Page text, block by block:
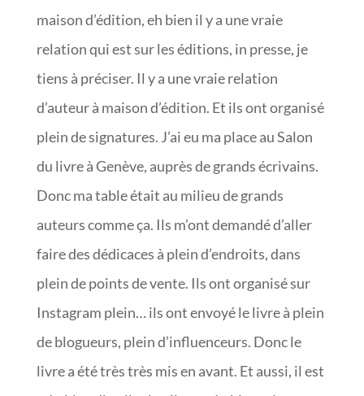
maison d’édition, eh bien il y a une vraie
relation qui est sur les éditions, in presse, je
tiens à préciser. Il y a une vraie relation
d’auteur à maison d’édition. Et ils ont organisé
plein de signatures. J’ai eu ma place au Salon
du livre à Genève, auprès de grands écrivains.
Donc ma table était au milieu de grands
auteurs comme ça. Ils m’ont demandé d’aller
faire des dédicaces à plein d’endroits, dans
plein de points de vente. Ils ont organisé sur
Instagram plein… ils ont envoyé le livre à plein
de blogueurs, plein d’influenceurs. Donc le
livre a été très très mis en avant. Et aussi, il est